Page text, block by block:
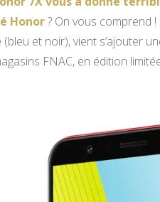
Honor? On vous comprend !
et noir), vient s’ajouter
FNAC, en édition